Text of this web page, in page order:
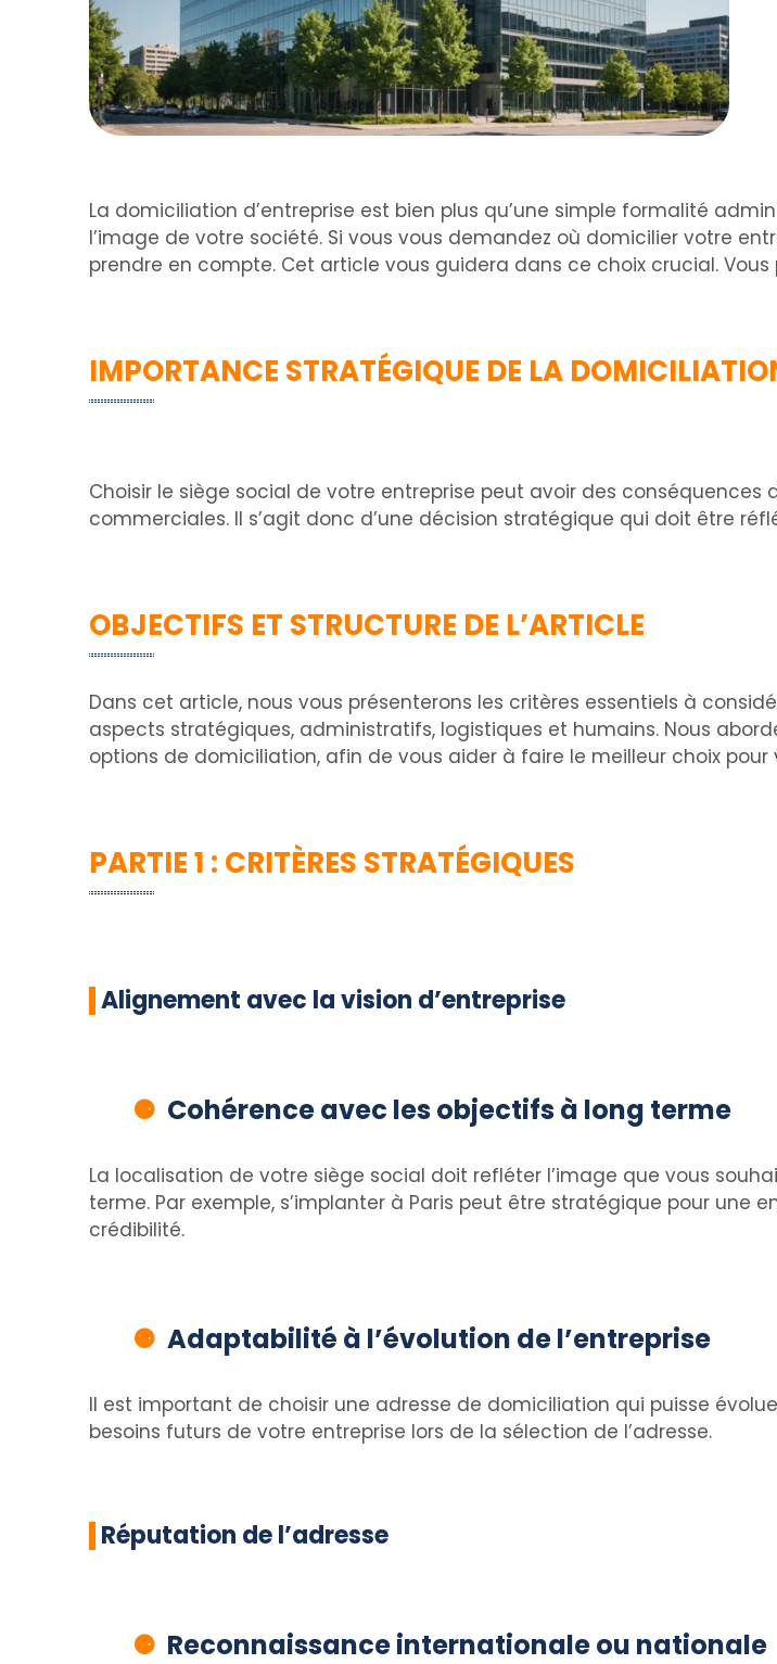
La domiciliation d’entreprise est bien plus qu’une simple formalité
l’image de votre société. Si vous vous demandez où domicilier votre
prendre en compte. Cet article vous guidera dans ce choix crucial. Vous
IMPORTANCE STRATÉGIQUE DE LA
Choisir le siège social de votre entreprise peut avoir des
commerciales. Il s’agit donc d’une décision stratégique qui doit être
OBJECTIFS ET STRUCTURE DE L’ARTICLE
Dans cet article, nous vous présenterons les critères essentiels à
aspects stratégiques, administratifs, logistiques et humains. Nous
options de domiciliation, afin de vous aider à faire le meilleur choix pour
PARTIE 1 : CRITÈRES STRATÉGIQUES
Alignement avec la vision d’entreprise
Cohérence avec les objectifs à long terme
La localisation de votre siège social doit refléter l’image que vous
terme. Par exemple, s’implanter à Paris peut être stratégique pour une
crédibilité.
Adaptabilité à l’évolution de l’entreprise
Il est important de choisir une adresse de domiciliation qui puisse
besoins futurs de votre entreprise lors de la sélection de l’adresse.
Réputation de l’adresse
Reconnaissance internationale ou nationale